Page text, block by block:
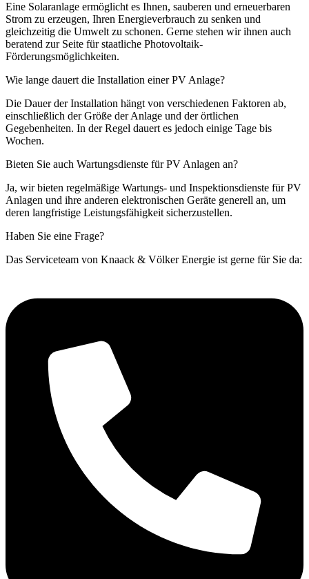
Eine Solaranlage ermöglicht es Ihnen, sauberen und erneuerbaren
Strom zu erzeugen, Ihren Energieverbrauch zu senken und
gleichzeitig die Umwelt zu schonen. Gerne stehen wir ihnen auch
beratend zur Seite für staatliche Photovoltaik-
Förderungsmöglichkeiten.
Wie lange dauert die Installation einer PV Anlage?
Die Dauer der Installation hängt von verschiedenen Faktoren ab,
einschließlich der Größe der Anlage und der örtlichen
Gegebenheiten. In der Regel dauert es jedoch einige Tage bis
Wochen.
Bieten Sie auch Wartungsdienste für PV Anlagen an?
Ja, wir bieten regelmäßige Wartungs- und Inspektionsdienste für PV
Anlagen und ihre anderen elektronischen Geräte generell an, um
deren langfristige Leistungsfähigkeit sicherzustellen.
Haben Sie eine Frage?
Das Serviceteam von Knaack & Völker Energie ist gerne für Sie da: